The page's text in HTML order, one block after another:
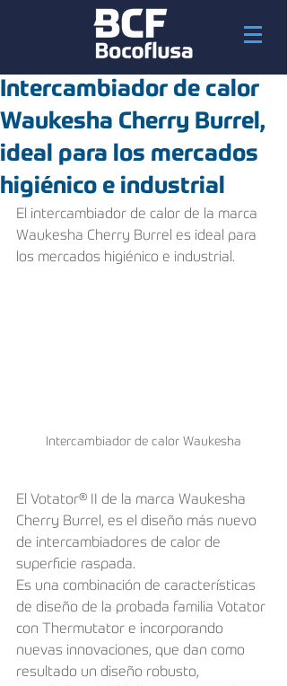
Intercambiador de calor
Waukesha Cherry Burrel,
ideal para los mercados
higiénico e industrial
El intercambiador de calor de la marca
Waukesha Cherry Burrel es ideal para
los mercados higiénico e industrial.
Intercambiador de calor Waukesha
El Votator® II de la marca Waukesha
Cherry Burrel, es el diseño más nuevo
de intercambiadores de calor de
superficie raspada.
Es una combinación de características
de diseño de la probada familia Votator
con Thermutator e incorporando
nuevas innovaciones, que dan como
resultado un diseño robusto,